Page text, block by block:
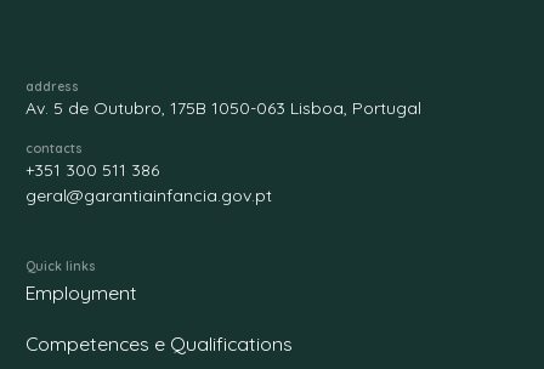
address
Av. 5 de Outubro, 175B 1050-063 Lisboa, Portugal
contacts
+351 300 511 386
geral@garantiainfancia.gov.pt
Quick links
Employment
Competences e Qualifications